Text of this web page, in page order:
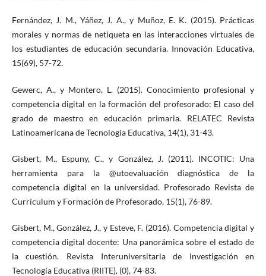
Fernández, J. M., Yáñez, J. A., y Muñoz, E. K. (2015). Prácticas
morales y normas de netiqueta en las interacciones virtuales de
los estudiantes de educación secundaria. Innovación Educativa,
15(69), 57-72.
Gewerc, A., y Montero, L. (2015). Conocimiento profesional y
competencia digital en la formación del profesorado: El caso del
grado de maestro en educación primaria. RELATEC Revista
Latinoamericana de Tecnología Educativa, 14(1), 31-43.
Gisbert, M., Espuny, C., y González, J. (2011). INCOTIC: Una
herramienta para la @utoevaluación diagnóstica de la
competencia digital en la universidad. Profesorado Revista de
Currículum y Formación de Profesorado, 15(1), 76-89.
Gisbert, M., González, J., y Esteve, F. (2016). Competencia digital y
competencia digital docente: Una panorámica sobre el estado de
la cuestión. Revista Interuniversitaria de Investigación en
Tecnología Educativa (RIITE), (0), 74-83.